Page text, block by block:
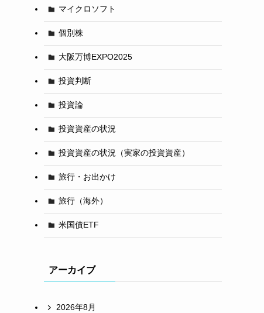
マイクロソフト
個別株
大阪万博EXPO2025
投資判断
投資論
投資資産の状況
投資資産の状況（実家の投資資産）
旅行・お出かけ
旅行（海外）
米国債ETF
アーカイブ
2026年8月